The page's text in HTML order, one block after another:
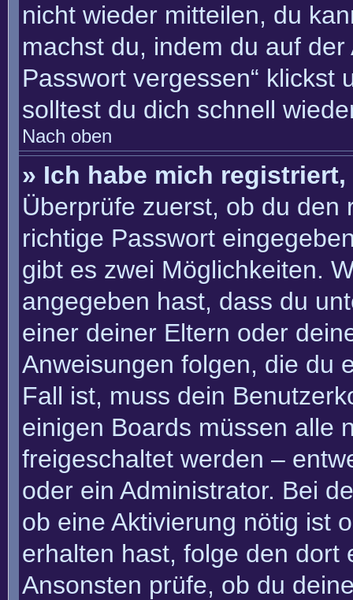
nicht wieder mitteilen, du
machst du, indem du auf
Passwort vergessen“ klickst
solltest du dich schnell
Nach oben
» Ich habe mich
Überprüfe zuerst, ob du den
richtige Passwort
gibt es zwei Möglichkeiten.
angegeben hast, dass du
einer deiner Eltern oder
Anweisungen folgen, die du
Fall ist, muss dein
einigen Boards müssen alle
freigeschaltet werden –
oder ein Administrator. Bei
ob eine Aktivierung nötig ist
erhalten hast, folge den dort
Ansonsten prüfe, ob du